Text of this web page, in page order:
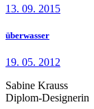
13. 09. 2015
überwasser
19. 05. 2012
Sabine Krauss
Diplom-Designerin